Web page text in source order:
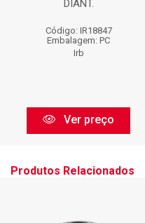
DIANT.
Código: IR18847
Embalagem: PC
Irb
Ver preço
Produtos Relacionados